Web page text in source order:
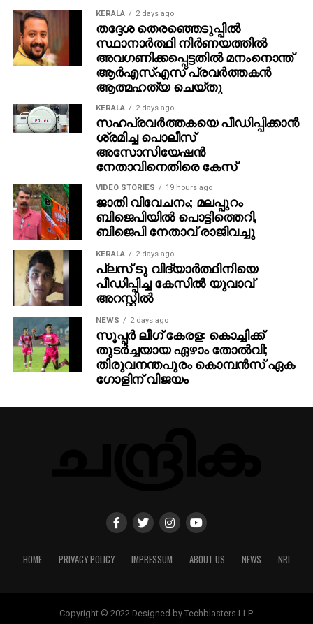
KERALA 2 days ago
തദ്ദേശ തെരഞ്ഞെടുപ്പില്‍
സ്ഥാനാര്‍ത്ഥി നിര്‍ണയത്തില്‍
അവഗണിക്കപ്പെട്ടതില്‍ മനംനൊന്ത്
ആര്‍എസ്എസ് പ്രവര്‍ത്തകന്‍
ആത്മഹത്യ ചെയ്തു
KERALA 2 days ago
സഹപ്രവര്‍ത്തകയെ പീഡിപ്പിക്കാന്‍
ശ്രമിച്ച പൊലീസ്
അസോസിയേഷന്‍
നേതാവിനെതിരെ കേസ്
VIDEO STORIES 19 hours ago
ജാതി വിവേചനം; മലപ്പുറം
ബിജെപിയില്‍ പൊട്ടിത്തെറി,
ബിജെപി നേതാവ് രാജിവച്ചു
KERALA 2 days ago
പ്ലസ് ടു വിദ്യാര്‍ത്ഥിനിയെ
പീഡിപ്പിച്ച കേസില്‍ യുവാവ്
അറസ്റ്റില്‍
NEWS 2 days ago
സൂപ്പര്‍ ലീഗ് കേരള: കൊച്ചിക്ക്
തുടര്‍ച്ചയായ ഏഴാം തോല്‍വി;
തിരുവനന്തപുരം കൊമ്പന്‍സ് ഏക
ഗോളിന് വിജയം
HOME PRIVACY POLICY IMPRESSUM ABOUT US NEWS NRI
Copyright © 2022 Designed by Techblasters LLP